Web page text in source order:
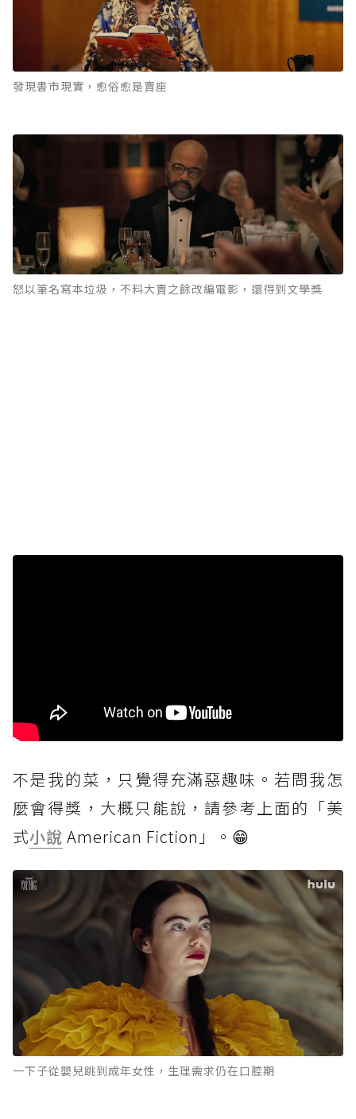
發現書市現實，愈俗愈是賣座
怒以筆名寫本垃圾，不料大賣之餘改編電影，還得到文學獎
不是我的菜，只覺得充滿惡趣味。若問我怎
麼會得獎，大概只能說，請參考上面的「美
式小說 American Fiction」。😁
一下子從嬰兒跳到成年女性，生理需求仍在口腔期